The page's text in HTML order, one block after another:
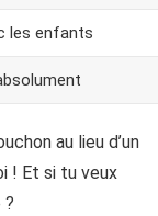
les enfants
au lieu d’un
! Et si tu veux
?